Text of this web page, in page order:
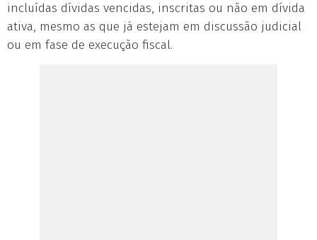
incluídas dívidas vencidas, inscritas ou não em dívida
ativa, mesmo as que já estejam em discussão judicial
ou em fase de execução fiscal.